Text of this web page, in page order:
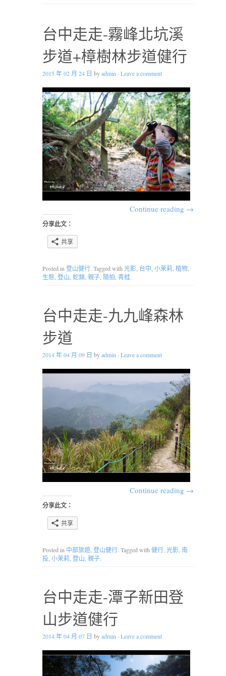
台中走走-霧峰北坑溪
步道+樟樹林步道健行
2015 年 02 月 24 日 byadmin · Leave a comment
Continue reading →
分享此文：
共享
Posted in 登山健行. Tagged with 光影 台中 小茉莉 植物
生態 登山 蛇類 親子 隨拍 青蛙.
台中走走-九九峰森林
步道
2014 年 04 月 09 日 byadmin · Leave a comment
Continue reading →
分享此文：
共享
Posted in 中部旅遊 登山健行. Tagged with 健行 光影 南
投 小茉莉 登山 親子.
台中走走-潭子新田登
山步道健行
2014 年 04 月 07 日 byadmin · Leave a comment